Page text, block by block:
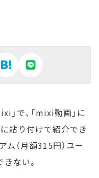
」で、「mixi動画」に
貼り付けて紹介でき
（月額315円）ユー
ない。